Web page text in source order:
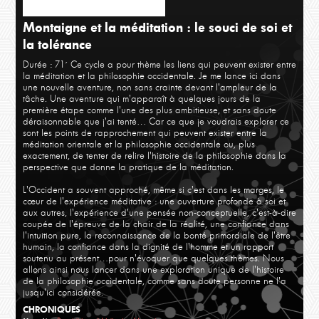
Montaigne et la méditation : le souci de soi et
la tolérance
Durée : 71´ Ce cycle a pour thème les liens qui peuvent exister entre
la méditation et la philosophie occidentale. Je me lance ici dans
une nouvelle aventure, non sans crainte devant l'ampleur de la
tâche. Une aventure qui m'apparaît à quelques jours de la
première étape comme l'une des plus ambitieuse, et sans doute
déraisonnable que j'ai tenté… Car ce que je voudrais explorer ce
sont les points de rapprochement qui peuvent exister entre la
méditation orientale et la philosophie occidentale ou, plus
exactement, de tenter de relire l'histoire de la philosophie dans la
perspective que donne la pratique de la méditation.
L'Occident a souvent approché, même si c'est dans les marges, le
cœur de l'expérience méditative : une ouverture profonde à soi et
aux autres, l'expérience d'une pensée non-conceptuelle, c'est-à-dire
coupée de l'épreuve de la chair de la réalité, une confiance dans
l'intuition pure, la reconnaissance de la bonté primordiale de l'être
humain, la confiance dans la dignité de l'homme et un rapport
soutenu au présent…pour n'évoquer que quelques thèmes. Nous
allons ainsi nous lancer dans une exploration unique de l'histoire
de la philosophie occidentale, comme sans doute personne ne l'a
jusqu'ici considérée.
CHRONIQUES